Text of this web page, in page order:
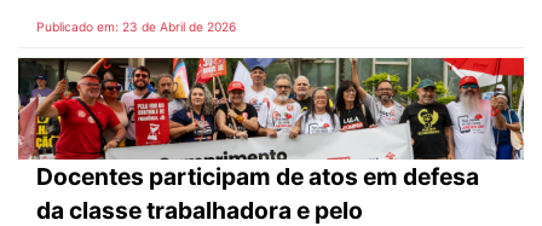
Publicado em: 23 de Abril de 2026
Docentes participam de atos em defesa
da classe trabalhadora e pelo